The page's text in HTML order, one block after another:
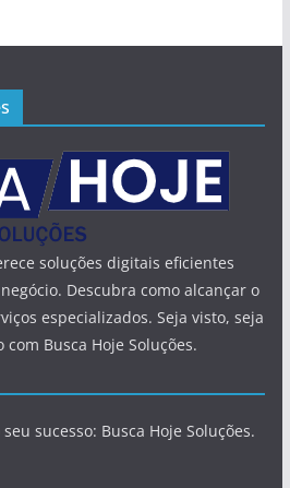
soluções digitais eficientes
Descubra como alcançar o
especializados. Seja visto, seja
Busca Hoje Soluções.
sucesso: Busca Hoje Soluções.